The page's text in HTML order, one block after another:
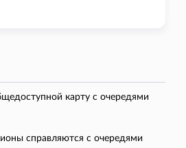
карту с очередями
справляются с очередями